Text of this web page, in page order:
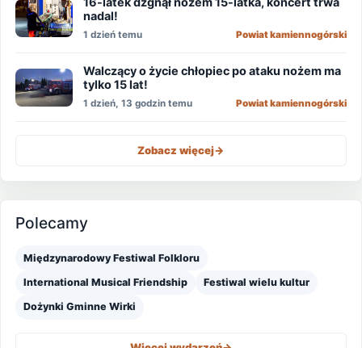
nadal!
1 dzień temu Powiat kamiennogórski
Walczący o życie chłopiec po ataku nożem ma
tylko 15 lat!
1 dzień, 13 godzin temu Powiat kamiennogórski
Zobacz więcej->
Polecamy
Międzynarodowy Festiwal Folkloru
International Musical Friendship Festiwal wielu kultur
Dożynki Gminne Wirki